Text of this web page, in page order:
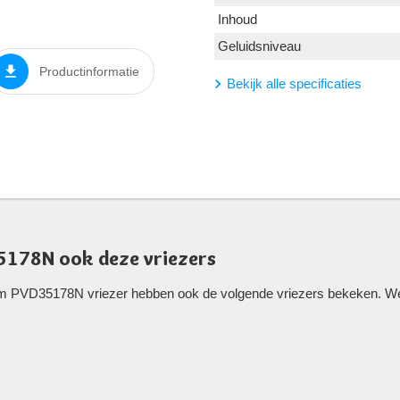
Productinformatie
Inhoud
Geluidsniveau
Bekijk alle specificaties
ook deze vriezers
vriezer hebben ook de volgende vriezers bekeken.